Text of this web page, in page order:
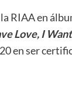
RIAA en
Love, I
en ser